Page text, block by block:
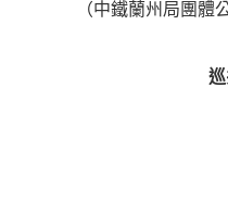
（中鐵蘭州局團體